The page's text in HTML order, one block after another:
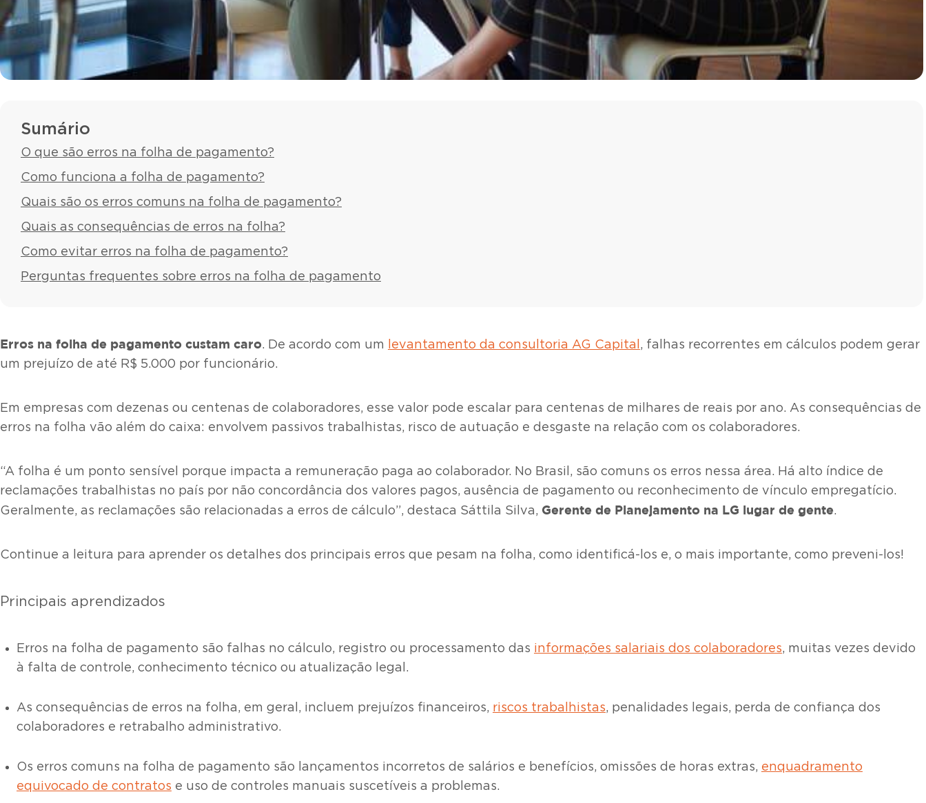
Sumário
O que são erros na folha de pagamento?
Como funciona a folha de pagamento?
Quais são os erros comuns na folha de pagamento?
Quais as consequências de erros na folha?
Como evitar erros na folha de pagamento?
Perguntas frequentes sobre erros na folha de pagamento
Erros na folha de pagamento custam caro. De acordo com um levantamento da consultoria AG Capital , falhas recorrentes em cálculos podem gerar
um prejuízo de até R$ 5.000 por funcionário.
Em empresas com dezenas ou centenas de colaboradores, esse valor pode escalar para centenas de milhares de reais por ano. As consequências de
erros na folha vão além do caixa: envolvem passivos trabalhistas, risco de autuação e desgaste na relação com os colaboradores.
“A folha é um ponto sensível porque impacta a remuneração paga ao colaborador. No Brasil, são comuns os erros nessa área. Há alto índice de
reclamações trabalhistas no país por não concordância dos valores pagos, ausência de pagamento ou reconhecimento de vínculo empregatício.
Geralmente, as reclamações são relacionadas a erros de cálculo”, destaca Sáttila Silva, Gerente de Planejamento na LG lugar de gente.
Continue a leitura para aprender os detalhes dos principais erros que pesam na folha, como identificá-los e, o mais importante, como preveni-los!
Principais aprendizados
Erros na folha de pagamento são falhas no cálculo, registro ou processamento das informações salariais dos colaboradores, muitas vezes devido
à falta de controle, conhecimento técnico ou atualização legal.
As consequências de erros na folha, em geral, incluem prejuízos financeiros, riscos trabalhistas, penalidades legais, perda de confiança dos
colaboradores e retrabalho administrativo.
Os erros comuns na folha de pagamento são lançamentos incorretos de salários e benefícios, omissões de horas extras, enquadramento
equivocado de contratos e uso de controles manuais suscetíveis a problemas.